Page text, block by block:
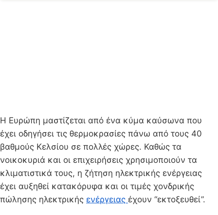
Η Ευρώπη μαστίζεται από ένα κύμα καύσωνα που
έχει οδηγήσει τις θερμοκρασίες πάνω από τους 40
βαθμούς Κελσίου σε πολλές χώρες. Καθώς τα
νοικοκυριά και οι επιχειρήσεις χρησιμοποιούν τα
κλιματιστικά τους, η ζήτηση ηλεκτρικής ενέργειας
έχει αυξηθεί κατακόρυφα και οι τιμές χονδρικής
πώλησης ηλεκτρικής ενέργειας έχουν “εκτοξευθεί”.